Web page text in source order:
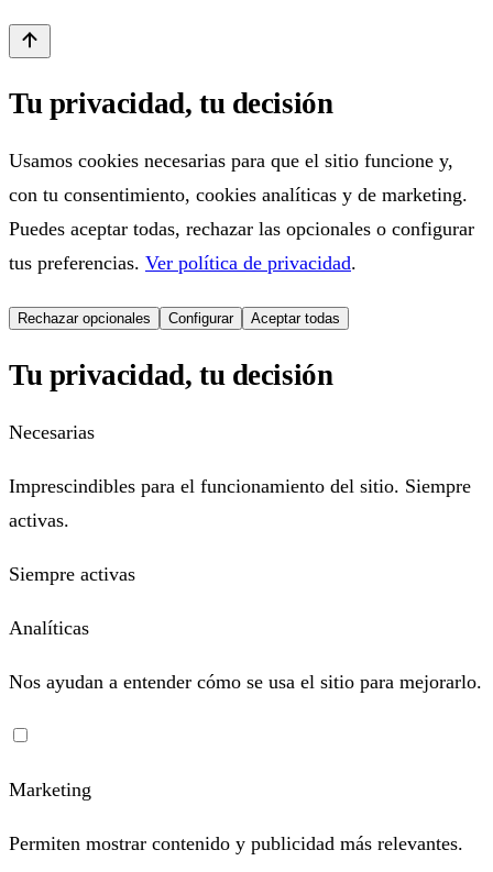
Tu privacidad, tu decisión
Usamos cookies necesarias para que el sitio funcione y,
con tu consentimiento, cookies analíticas y de marketing.
Puedes aceptar todas, rechazar las opcionales o configurar
tus preferencias. Ver política de privacidad.
Rechazar opcionales Configurar Aceptar todas
Tu privacidad, tu decisión
Necesarias
Imprescindibles para el funcionamiento del sitio. Siempre
activas.
Siempre activas
Analíticas
Nos ayudan a entender cómo se usa el sitio para mejorarlo.
Marketing
Permiten mostrar contenido y publicidad más relevantes.